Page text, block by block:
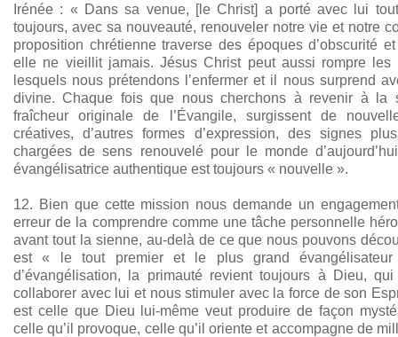
Irénée : « Dans sa venue, [le Christ] a porté avec lui
toujours, avec sa nouveauté, renouveler notre vie et notre
proposition chrétienne traverse des époques d’obscurité
elle ne vieillit jamais. Jésus Christ peut aussi rompre les
lesquels nous prétendons l’enfermer et il nous surprend
divine. Chaque fois que nous cherchons à revenir à la
fraîcheur originale de l’Évangile, surgissent de
créatives, d’autres formes d’expression, des signes
chargées de sens renouvelé pour le monde
évangélisatrice authentique est toujours « nouvelle ».
12. Bien que cette mission nous demande un
erreur de la comprendre comme une tâche personnelle
avant tout la sienne, au-delà de ce que nous pouvons
est « le tout premier et le plus grand
d’évangélisation, la primauté revient toujours à Dieu,
collaborer avec lui et nous stimuler avec la force de son
est celle que Dieu lui-même veut produire de façon
celle qu’il provoque, celle qu’il oriente et accompagne de